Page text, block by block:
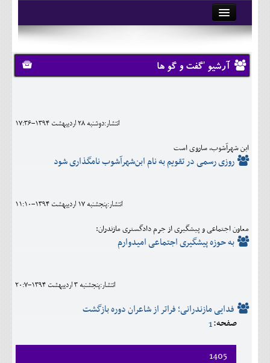
آرشیو
تماس با ما
وبلاگ
کلینیک
فرهنگی و هنری
اقتصادی
آرشیو 'گفت و گو ها
انتشار:دوشنبه 28 ارديبهشت 1394-17:36
ابن شهرآشوب، ساروی است
روزی رسمی در تقویم به نام ابن‌شهرآشوب نامگذاری شود
انتشار:پنجشنبه 17 ارديبهشت 1394-11:10
معاون اجتماعی و پیشگیری از جرم دادگستری مازندران:
به حوزه پیشگیری اجتماعی امیدوارم
انتشار:پنجشنبه 3 ارديبهشت 1394-20:7
فدایی مازندرانی؛ فراتر از شاعران دوره بازگشت
صفحه:1
1405